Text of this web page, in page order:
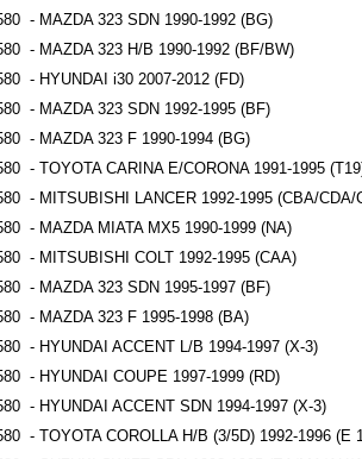
- MAZDA 323 SDN 1990-1992 (BG)
- MAZDA 323 H/B 1990-1992 (BF/BW)
- HYUNDAI i30 2007-2012 (FD)
- MAZDA 323 SDN 1992-1995 (BF)
- MAZDA 323 F 1990-1994 (BG)
- TOYOTA CARINA E/CORONA 1991-1995
- MITSUBISHI LANCER 1992-1995 (CBA/CDA/
- MAZDA MIATA MX5 1990-1999 (NA)
- MITSUBISHI COLT 1992-1995 (CAA)
- MAZDA 323 SDN 1995-1997 (BF)
- MAZDA 323 F 1995-1998 (BA)
- HYUNDAI ACCENT L/B 1994-1997 (X-3)
- HYUNDAI COUPE 1997-1999 (RD)
- HYUNDAI ACCENT SDN 1994-1997 (X-3)
- TOYOTA COROLLA H/B (3/5D) 1992-1996 (E